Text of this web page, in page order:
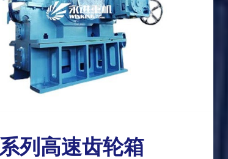
列高速齿轮箱